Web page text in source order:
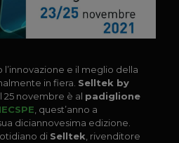
l’innovazione e il meglio della
in fiera. Selltek by
25 novembre è al padiglione
, quest’anno a
diciannovesima edizione.
di Selltek , rivenditore